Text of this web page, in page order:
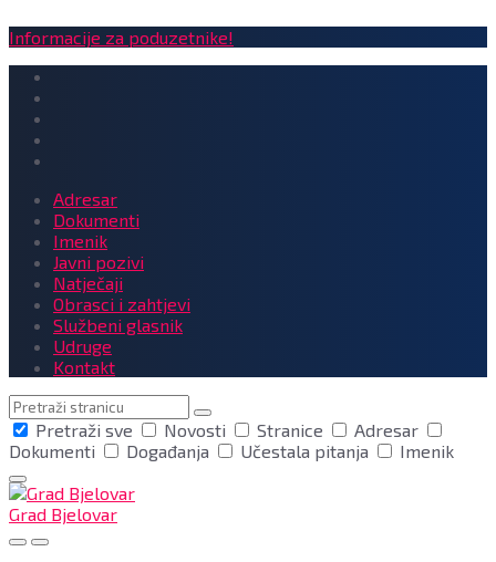
Informacije za poduzetnike!
Adresar
Dokumenti
Imenik
Javni pozivi
Natječaji
Obrasci i zahtjevi
Službeni glasnik
Udruge
Kontakt
Pretraga
Pretraži sve
Novosti Stranice
Adresar
Dokumenti
Događanja Učestala pitanja Imenik
Grad Bjelovar